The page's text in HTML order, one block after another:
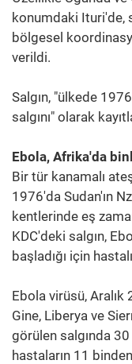
konumdaki Ituri'de,
bölgesel
verildi.
Salgın, "ülkede
salgını" olarak
Ebola, Afrika'da
Bir tür kanamalı
1976'da Sudan'ın
kentlerinde eş
KDC'deki salgın,
başladığı için
Ebola virüsü, Aralık
Gine, Liberya ve
görülen salgında
hastaların 11